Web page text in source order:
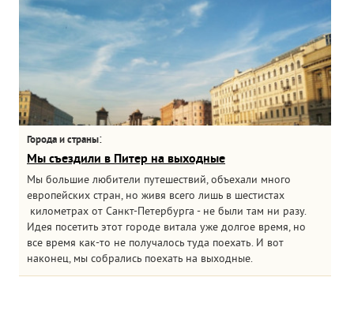
Города и страны:
Мы съездили в Питер на выходные
Мы большие любители путешествий, объехали много
европейских стран, но живя всего лишь в шестистах
километрах от Санкт-Петербурга - не были там ни разу.
Идея посетить этот городе витала уже долгое время, но
все время как-то не получалось туда поехать. И вот
наконец, мы собрались поехать на выходные.